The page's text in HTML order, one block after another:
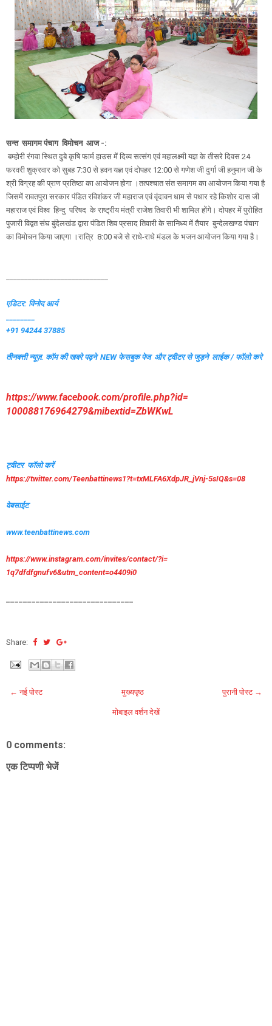
सन्त समागम पंचाग विमोचन आज -:
बम्होरी रंगवा स्थित दुबे कृषि फार्म हाउस में दिव्य सत्संग एवं महालक्ष्मी यज्ञ के तीसरे दिवस 24
फरवरी शुक्रवार को सुबह 7:30 से हवन यज्ञ एवं दोपहर 12:00 से गणेश जी दुर्गा जी हनुमान जी के
श्री विग्रह की प्राण प्रतिष्ठा का आयोजन होगा ।तत्पश्चात संत समागम का आयोजन किया गया है
जिसमें रावतपुरा सरकार पंडित रविशंकर जी महाराज एवं वृंदावन धाम से पधार रहे किशोर दास जी
महाराज एवं विश्व हिन्दु परिषद के राष्ट्रीय मंत्री राजेश तिवारी भी शामिल होंगे। दोपहर में पुरोहित
पुजारी विद्वत संघ बुंदेलखंड द्वारा पंडित शिव प्रसाद तिवारी के सानिध्य में तैयार बुन्देलखण्ड पंचाग
का विमोचन किया जाएगा ।रात्रि 8:00 बजे से राधे-राधे मंडल के भजन आयोजन किया गया है।
एडिटर: विनोद आर्य
+91 94244 37885
तीनबत्ती न्यूज़. कॉम की खबरे पढ़नेNEW फेसबुक पेज और ट्वीटर से जुड़ने लाईक / फॉलो करे
https://www.facebook.com/profile.php?id=
100088176964279&mibextid=ZbWKwL
ट्वीटर फॉलो करें
https://twitter.com/Teenbattinews1?t=txMLFA6XdpJR_ jVnj-5sIQ&s=08
वेबसाईट
www.teenbattinews.com
https://www.instagram.com/invites/contact/?i=
1q7dfdfgnufv6&utm_content=o4409i0
Share:
← नई पोस्ट पुरानी पोस्ट →
मुख्यपृष्ठ
मोबाइल वर्शन देखें
0 comments:
एक टिप्पणी भेजें